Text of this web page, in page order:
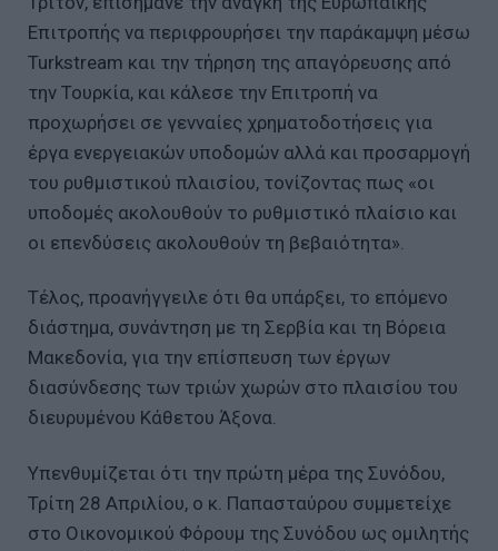
Επιτροπής να περιφρουρήσει την παράκαμψη μέσω
Turkstream και την τήρηση της απαγόρευσης από
την Τουρκία, και κάλεσε την Επιτροπή να
προχωρήσει σε γενναίες χρηματοδοτήσεις για
έργα ενεργειακών υποδομών αλλά και προσαρμογή
του ρυθμιστικού πλαισίου, τονίζοντας πως «οι
υποδομές ακολουθούν το ρυθμιστικό πλαίσιο και
οι επενδύσεις ακολουθούν τη βεβαιότητα».
Τέλος, προανήγγειλε ότι θα υπάρξει, το επόμενο
διάστημα, συνάντηση με τη Σερβία και τη Βόρεια
Μακεδονία, για την επίσπευση των έργων
διασύνδεσης των τριών χωρών στο πλαισίου του
διευρυμένου Κάθετου Άξονα.
Υπενθυμίζεται ότι την πρώτη μέρα της Συνόδου,
Τρίτη 28 Απριλίου, ο κ. Παπασταύρου συμμετείχε
στο Οικονομικού Φόρουμ της Συνόδου ως ομιλητής